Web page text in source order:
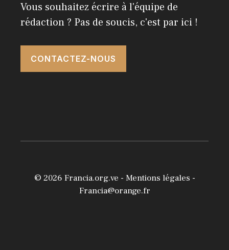
Vous souhaitez écrire à l'équipe de
rédaction ? Pas de soucis, c'est par ici !
CONTACTEZ-NOUS
© 2026 Francia.org.ve - Mentions légales -
Francia@orange.fr